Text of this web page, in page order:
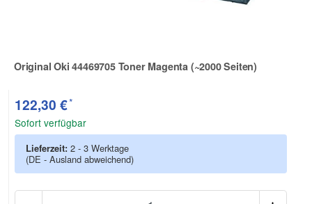
Original Oki 44469705 Toner Magenta (~2000 Seiten)
Zur Artikelbewertung
122,30 €*
Sofort verfügbar
Lieferzeit: 2 - 3 Werktage
(DE - Ausland abweichend)